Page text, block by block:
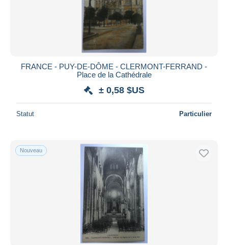
FRANCE - PUY-DE-DÔME - CLERMONT-FERRAND -
Place de la Cathédrale
± 0,58 $US
Statut Particulier
Nouveau